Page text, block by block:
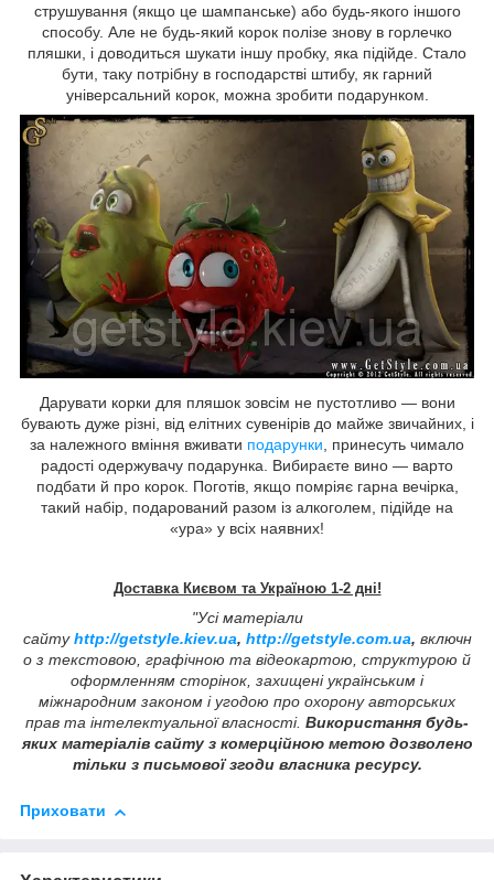
струшування (якщо це шампанське) або будь-якого іншого
способу. Але не будь-який корок полізе знову в горлечко
пляшки, і доводиться шукати іншу пробку, яка підійде. Стало
бути, таку потрібну в господарстві штибу, як гарний
універсальний корок, можна зробити подарунком.
Дарувати корки для пляшок зовсім не пустотливо — вони
бувають дуже різні, від елітних сувенірів до майже звичайних, і
за належного вміння вживати подарунки, принесуть чимало
радості одержувачу подарунка. Вибираєте вино — варто
подбати й про корок. Поготів, якщо помріяє гарна вечірка,
такий набір, подарований разом із алкоголем, підійде на
«ура» у всіх наявних!
Доставка Києвом та Україною 1-2 дні!
"Усі матеріали
сайтуhttp://getstyle.kiev.ua, http://getstyle.com.ua, включн
о з текстовою, графічною та відеокартою, структурою й
оформленням сторінок, захищені українським і
міжнародним законом і угодою про охорону авторських
прав та інтелектуальної власності. Використання будь-
яких матеріалів сайту з комерційною метою дозволено
тільки з письмової згоди власника ресурсу.
Приховати